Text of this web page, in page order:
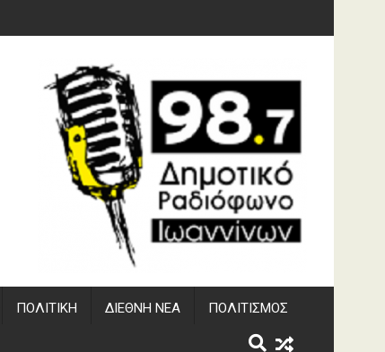
ΔΣΕ
ΠΟΛΙΤΙΚΉ ΔΙΕΘΝΉ ΝΈΑ ΠΟΛΙΤΙΣΜΌΣ